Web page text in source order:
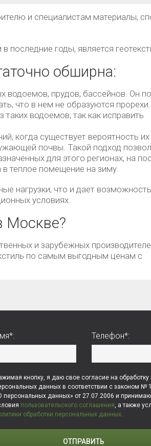
и специалистам материалы,
последние годы, является
обширна:
водоемов, прудов, бассейнов. Он
что в нем не образуются
водоемов, так как исправить
когда существует вероятность их
почвы. Такой подход
для этого регионах, на
теплое помещение на зиму.
нагрузки, что и дает
условиях.
Москве?
и зарубежных
по самым выгодным ценам с
Телефон*:
кнопку, я даю свое согласие на обработку
данных в соответствии с законом №
персональных данных» от 27.07.2006 и принимаю
пользовательского соглашения, а также
обработки персональных данных.
ОТПРАВИТЬ